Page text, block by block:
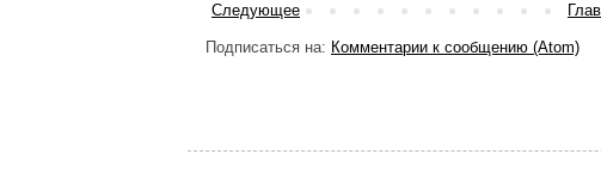
Следующее
Подписаться на: Комментарии к сообщению (Atom)